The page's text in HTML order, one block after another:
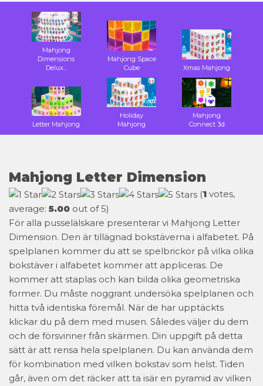
Mahjong
Dimensions
Delux...
Mahjong Space
Cube
Xmas Mahjong
Letter Mahjong
Holiday
Mahjong
Mahjong
Connect 3d
Mahjong Letter Dimension
(1 votes,
average: 5.00 out of 5)
För alla pusselälskare presenterar vi Mahjong Letter
Dimension. Den är tillägnad bokstäverna i alfabetet. På
spelplanen kommer du att se spelbrickor på vilka olika
bokstäver i alfabetet kommer att appliceras. De
kommer att staplas och kan bilda olika geometriska
former. Du måste noggrant undersöka spelplanen och
hitta två identiska föremål. När de har upptäckts
klickar du på dem med musen. Således väljer du dem
och de försvinner från skärmen. Din uppgift på detta
sätt är att rensa hela spelplanen. Du kan använda dem
för kombination med vilken bokstav som helst. Tiden
går, även om det räcker att ta isär en pyramid av vilken